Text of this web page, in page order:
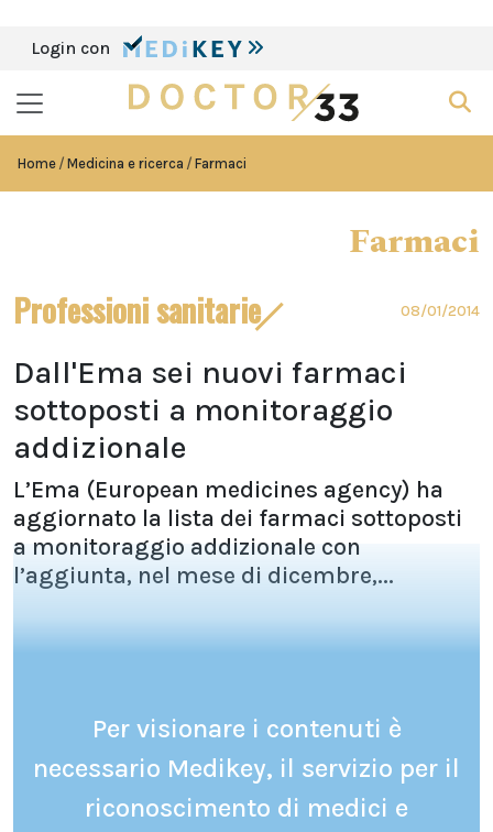
Login con
Home Medicina e ricerca Farmaci
Farmaci
Professioni sanitarie 08/01/2014
Dall'Ema sei nuovi farmaci
sottoposti a monitoraggio
addizionale
L’Ema (European medicines agency) ha
aggiornato la lista dei farmaci sottoposti
a monitoraggio addizionale con
l’aggiunta, nel mese di dicembre,...
Per visionare i contenuti è
necessario Medikey, il servizio per il
riconoscimento di medici e